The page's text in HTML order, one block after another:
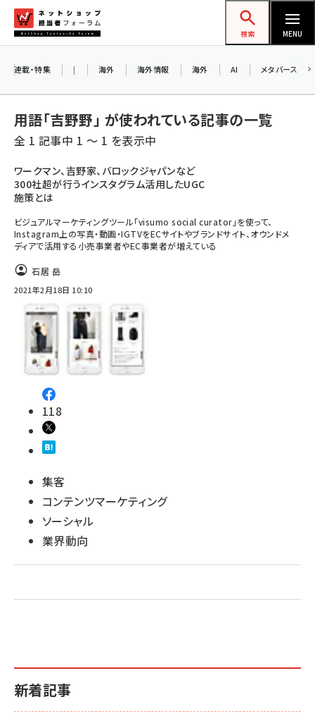
ン
ネットショップ担当者フォーラム
検索 MENU
yahoo (1900)
ecbeing (1207)
base (1074)
ビィ・フォアード (773)
revico (739)
連載・特集 | 海外 海外情報 海外 AI メタバース
用語「吉野野」 が使われている記事の一覧
全 1 記事中 1 ～ 1 を表示中
ワークマン、吉野家、バロックジャパンなど
300社超が行うインスタグラム活用したUGC
施策とは
ビジュアルマーケティングツール「visumo social curator」を使って、
Instagram上の写真・動画・IGTVをECサイトやブランドサイト、オウンドメ
ディアで活用する小売事業者やEC事業者が増えている
石居 岳
2021年2月18日 10:10
118
集客
コンテンツマーケティング
ソーシャル
業界動向
新着記事